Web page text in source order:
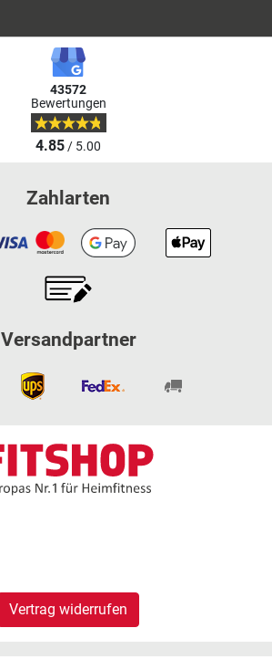
43572
Bewertungen
4.85/ 5.00
Zahlarten
Versandpartner
Vertrag widerrufen